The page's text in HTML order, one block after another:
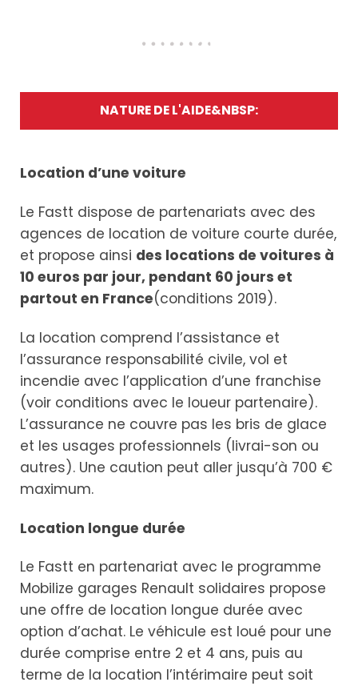
NATURE DE L'AIDE&NBSP:
Location d’une voiture
Le Fastt dispose de partenariats avec des
agences de location de voiture courte durée,
et propose ainsi des locations de voitures à
10 euros par jour, pendant 60 jours et
partout en France(conditions 2019).
La location comprend l’assistance et
l’assurance responsabilité civile, vol et
incendie avec l’application d’une franchise
(voir conditions avec le loueur partenaire).
L’assurance ne couvre pas les bris de glace
et les usages professionnels (livrai-son ou
autres). Une caution peut aller jusqu’à 700 €
maximum.
Location longue durée
Le Fastt en partenariat avec le programme
Mobilize garages Renault solidaires propose
une offre de location longue durée avec
option d’achat. Le véhicule est loué pour une
durée comprise entre 2 et 4 ans, puis au
terme de la location l’intérimaire peut soit